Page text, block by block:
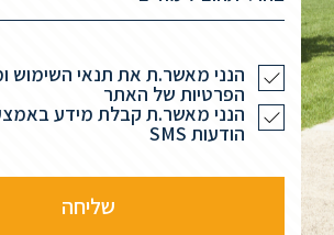
הנני מאשר.ת את תנאי השימוש
הפרטיות של האתר
הנני מאשר.ת קבלת מידע
הודעות SMS